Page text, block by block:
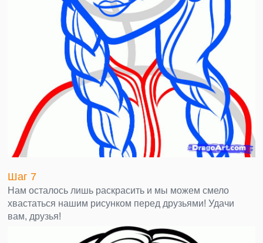
Шаг 7
Нам осталось лишь раскрасить и мы можем смело
хвастаться нашим рисунком перед друзьями! Удачи
вам, друзья!